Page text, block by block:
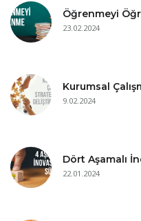
Öğrenmeyi
23.02.2024
Kurumsal
9.02.2024
Dört Aşamalı
22.01.2024